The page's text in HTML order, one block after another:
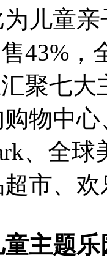
儿童
43%
聚七
物中
、全
市、
主题乐